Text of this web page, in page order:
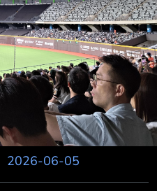
2026-06-05